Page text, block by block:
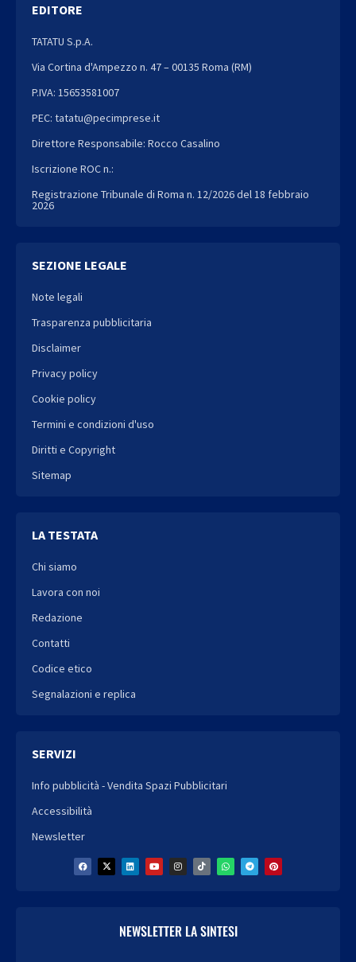
EDITORE
TATATU S.p.A.
Via Cortina d'Ampezzo n. 47 – 00135 Roma (RM)
P.IVA: 15653581007
PEC: tatatu@pecimprese.it
Direttore Responsabile: Rocco Casalino
Iscrizione ROC n.:
Registrazione Tribunale di Roma n. 12/2026 del 18 febbraio
2026
SEZIONE LEGALE
Note legali
Trasparenza pubblicitaria
Disclaimer
Privacy policy
Cookie policy
Termini e condizioni d'uso
Diritti e Copyright
Sitemap
LA TESTATA
Chi siamo
Lavora con noi
Redazione
Contatti
Codice etico
Segnalazioni e replica
SERVIZI
Info pubblicità - Vendita Spazi Pubblicitari
Accessibilità
Newsletter
NEWSLETTER LA SINTESI